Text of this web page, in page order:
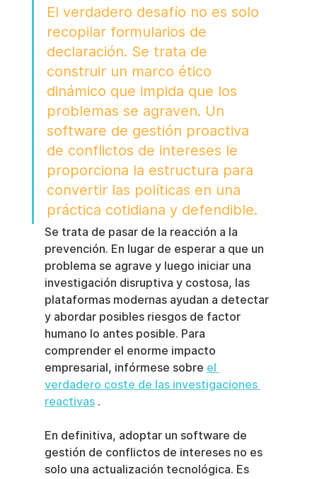
El verdadero desafío no es solo
recopilar formularios de
declaración. Se trata de
construir un marco ético
dinámico que impida que los
problemas se agraven. Un
software de gestión proactiva
de conflictos de intereses le
proporciona la estructura para
convertir las políticas en una
práctica cotidiana y defendible.
Se trata de pasar de la reacción a la
prevención. En lugar de esperar a que un
problema se agrave y luego iniciar una
investigación disruptiva y costosa, las
plataformas modernas ayudan a detectar
y abordar posibles riesgos de factor
humano lo antes posible. Para
comprender el enorme impacto
empresarial, infórmese sobre el
verdadero coste de las investigaciones
reactivas .
En definitiva, adoptar un software de
gestión de conflictos de intereses no es
solo una actualización tecnológica. Es